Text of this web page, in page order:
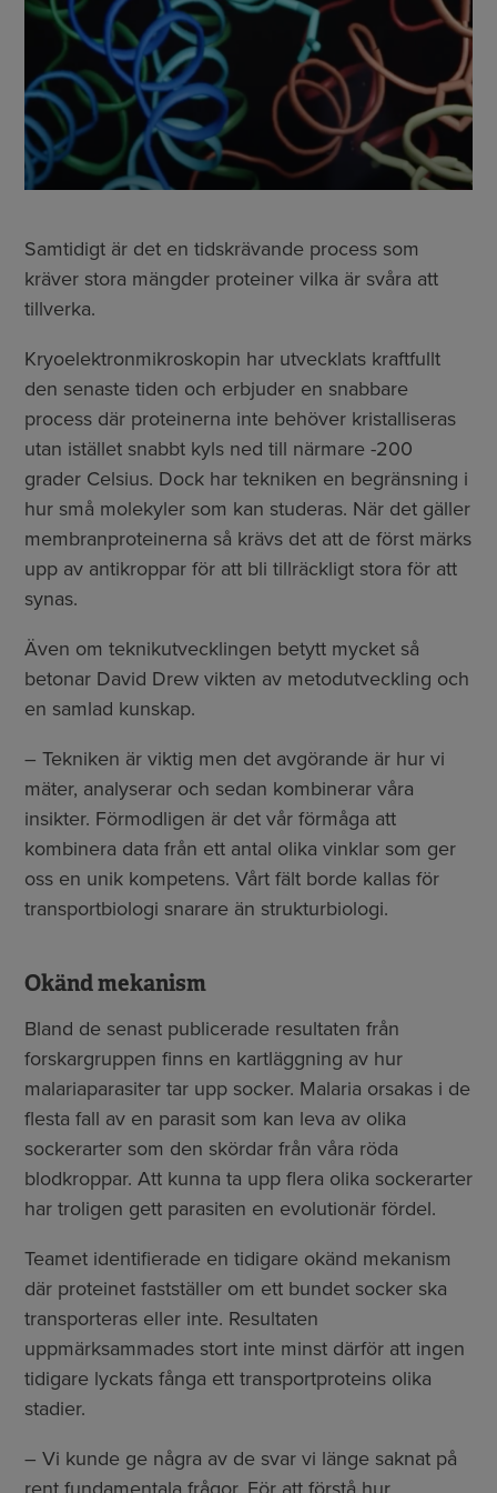
Samtidigt är det en tidskrävande process som
kräver stora mängder proteiner vilka är svåra att
tillverka.
Kryoelektronmikroskopin har utvecklats kraftfullt
den senaste tiden och erbjuder en snabbare
process där proteinerna inte behöver kristalliseras
utan istället snabbt kyls ned till närmare -200
grader Celsius. Dock har tekniken en begränsning i
hur små molekyler som kan studeras. När det gäller
membranproteinerna så krävs det att de först märks
upp av antikroppar för att bli tillräckligt stora för att
synas.
Även om teknikutvecklingen betytt mycket så
betonar David Drew vikten av metodutveckling och
en samlad kunskap.
– Tekniken är viktig men det avgörande är hur vi
mäter, analyserar och sedan kombinerar våra
insikter. Förmodligen är det vår förmåga att
kombinera data från ett antal olika vinklar som ger
oss en unik kompetens. Vårt fält borde kallas för
transportbiologi snarare än strukturbiologi.
Okänd mekanism
Bland de senast publicerade resultaten från
forskargruppen finns en kartläggning av hur
malariaparasiter tar upp socker. Malaria orsakas i de
flesta fall av en parasit som kan leva av olika
sockerarter som den skördar från våra röda
blodkroppar. Att kunna ta upp flera olika sockerarter
har troligen gett parasiten en evolutionär fördel.
Teamet identifierade en tidigare okänd mekanism
där proteinet fastställer om ett bundet socker ska
transporteras eller inte. Resultaten
uppmärksammades stort inte minst därför att ingen
tidigare lyckats fånga ett transportproteins olika
stadier.
– Vi kunde ge några av de svar vi länge saknat på